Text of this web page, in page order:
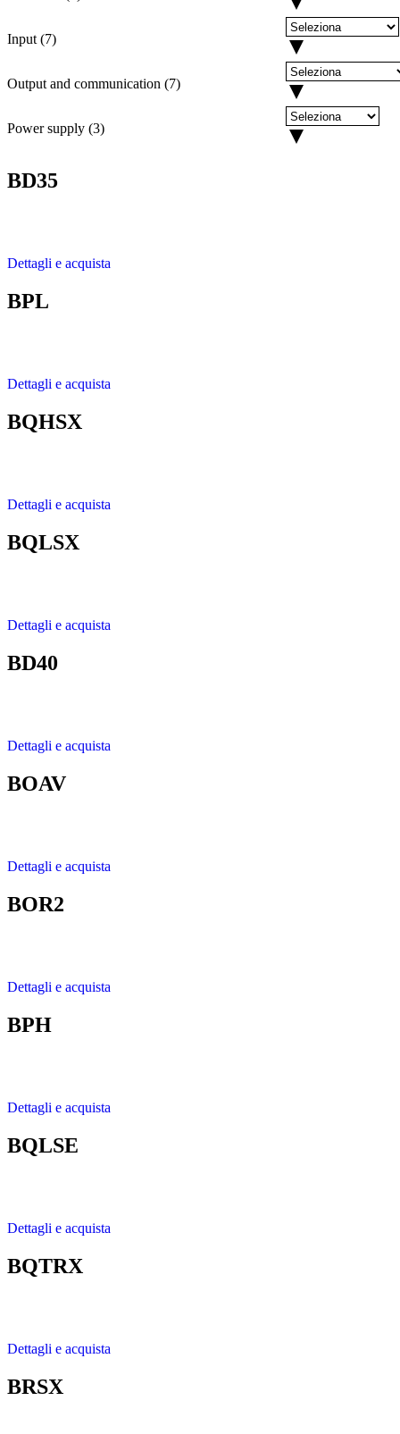
Input(7)
Output and communication (7)
Power supply (3)
BD35
Dettagli e acquista
BPL
Dettagli e acquista
BQHSX
Dettagli e acquista
BQLSX
Dettagli e acquista
BD40
Dettagli e acquista
BOAV
Dettagli e acquista
BOR2
Dettagli e acquista
BPH
Dettagli e acquista
BQLSE
Dettagli e acquista
BQTRX
Dettagli e acquista
BRSX